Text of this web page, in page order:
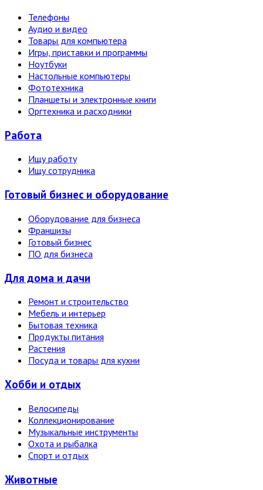
Телефоны
Аудио и видео
Товары для компьютера
Игры, приставки и программы
Ноутбуки
Настольные компьютеры
Фототехника
Планшеты и электронные книги
Оргтехника и расходники
Работа
Ищу работу
Ищу сотрудника
Готовый бизнес и оборудование
Оборудование для бизнеса
Франшизы
Готовый бизнес
ПО для бизнеса
Для дома и дачи
Ремонт и строительство
Мебель и интерьер
Бытовая техника
Продукты питания
Растения
Посуда и товары для кухни
Хобби и отдых
Велосипеды
Коллекционирование
Музыкальные инструменты
Охота и рыбалка
Спорт и отдых
Животные